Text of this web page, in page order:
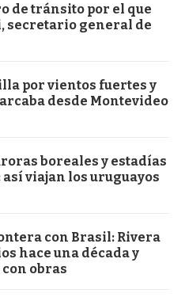
de tránsito por el que
secretario general de
por vientos fuertes y
desde Montevideo
boreales y estadías
así viajan los uruguayos
con Brasil: Rivera
hace una década y
obras